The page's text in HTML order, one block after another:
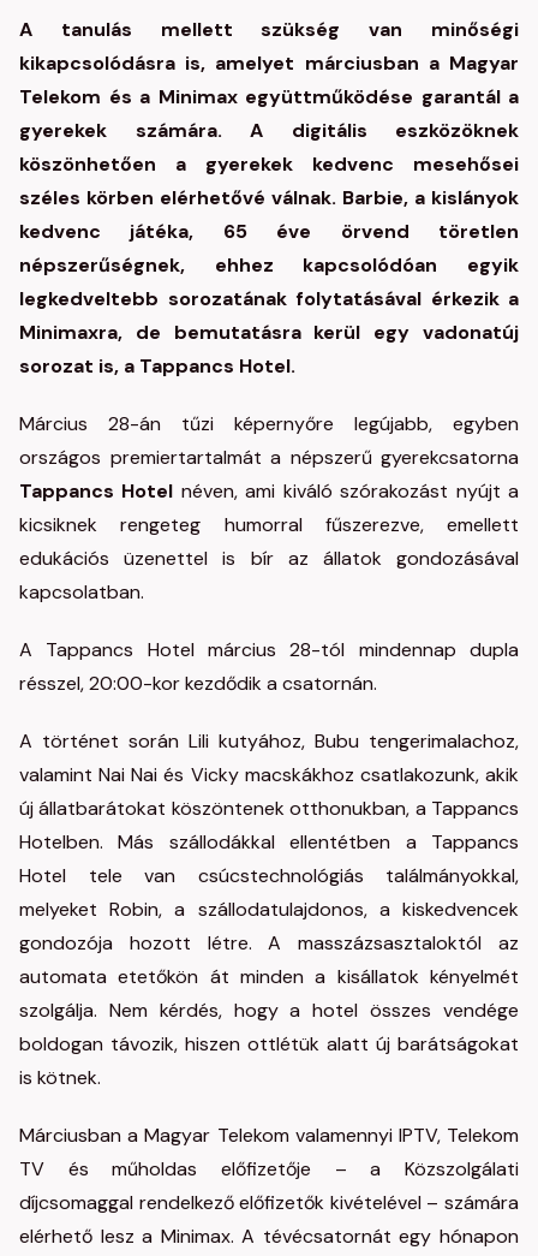
A tanulás mellett szükség van minőségi
kikapcsolódásra is, amelyet márciusban a Magyar
Telekom és a Minimax együttműködése garantál a
gyerekek számára. A digitális eszközöknek
köszönhetően a gyerekek kedvenc mesehősei
széles körben elérhetővé válnak. Barbie, a kislányok
kedvenc játéka, 65 éve örvend töretlen
népszerűségnek, ehhez kapcsolódóan egyik
legkedveltebb sorozatának folytatásával érkezik a
Minimaxra, de bemutatásra kerül egy vadonatúj
sorozat is, a Tappancs Hotel.
Március 28-án tűzi képernyőre legújabb, egyben
országos premiertartalmát a népszerű gyerekcsatorna
Tappancs Hotel néven, ami kiváló szórakozást nyújt a
kicsiknek rengeteg humorral fűszerezve, emellett
edukációs üzenettel is bír az állatok gondozásával
kapcsolatban.
A Tappancs Hotel március 28-tól mindennap dupla
résszel, 20:00-kor kezdődik a csatornán.
A történet során Lili kutyához, Bubu tengerimalachoz,
valamint Nai Nai és Vicky macskákhoz csatlakozunk, akik
új állatbarátokat köszöntenek otthonukban, a Tappancs
Hotelben. Más szállodákkal ellentétben a Tappancs
Hotel tele van csúcstechnológiás találmányokkal,
melyeket Robin, a szállodatulajdonos, a kiskedvencek
gondozója hozott létre. A masszázsasztaloktól az
automata etetőkön át minden a kisállatok kényelmét
szolgálja. Nem kérdés, hogy a hotel összes vendége
boldogan távozik, hiszen ottlétük alatt új barátságokat
is kötnek.
Márciusban a Magyar Telekom valamennyi IPTV, Telekom
TV és műholdas előfizetője – a Közszolgálati
díjcsomaggal rendelkező előfizetők kivételével – számára
elérhető lesz a Minimax. A tévécsatornát egy hónapon